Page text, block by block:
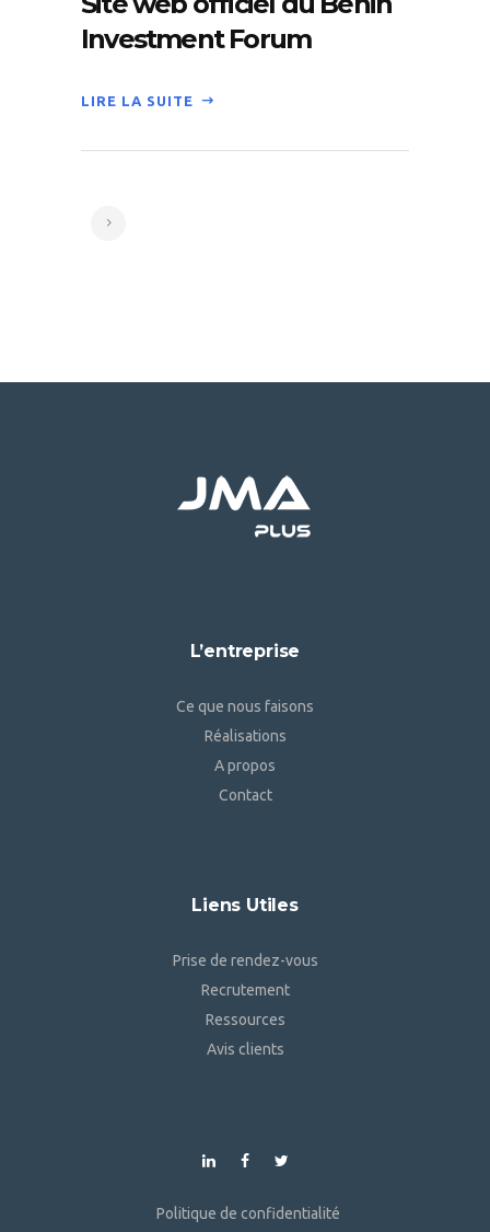
Investment Forum
LIRE LA SUITE
L’entreprise
Ce que nous faisons
Réalisations
A propos
Contact
Liens Utiles
Prise de rendez-vous
Recrutement
Ressources
Avis clients
Politique de confidentialité